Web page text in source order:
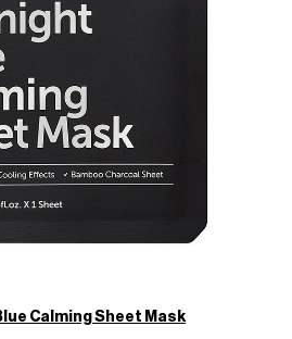
Calming Sheet Mask